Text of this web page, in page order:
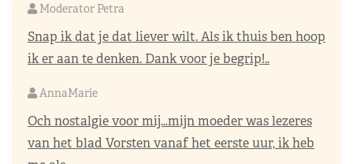
Moderator Petra
Snap ik dat je dat liever wilt. Als ik thuis ben hoop
ik er aan te denken. Dank voor je begrip!..
AnnaMarie
Och nostalgie voor mij…mijn moeder was lezeres
van het blad Vorsten vanaf het eerste uur, ik heb